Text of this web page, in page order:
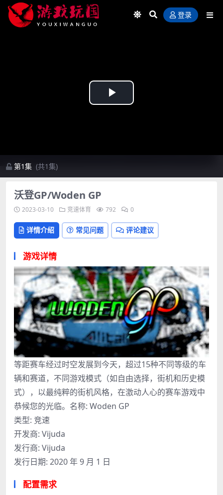
登录
Play
第1集 (共1集)
沃登GP/Woden GP
2023-03-10 竞速体育 792 0
详情介绍 常见问题 评论建议
游戏详情
等距赛车经过时空发展到今天，超过15种不同等级的车
辆和赛道，不同游戏模式（如自由选择，街机和历史模
式），以最纯粹的街机风格，在激动人心的赛车游戏中
恭候您的光临。名称: Woden GP
类型: 竞速
开发商: Vijuda
发行商: Vijuda
发行日期: 2020 年 9 月 1 日
配置需求